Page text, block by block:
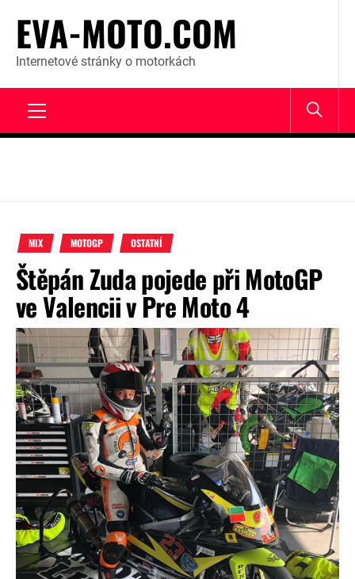
content
EVA-MOTO.COM
Internetové stránky o motorkách
MIX MOTOGP OSTATNÍ
Štěpán Zuda pojede při MotoGP
ve Valencii v Pre Moto 4